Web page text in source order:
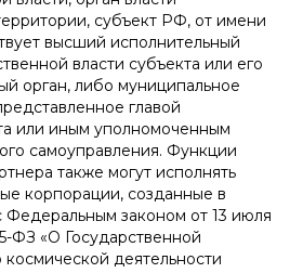
субъект РФ, от имени
высший исполнительный
власти субъекта или его
орган, либо муниципальное
главой
или иным уполномоченным
самоуправления. Функции
также могут исполнять
корпорации, созданные в
Федеральным законом от 13 июля
ФЗ «О Государственной
деятельности